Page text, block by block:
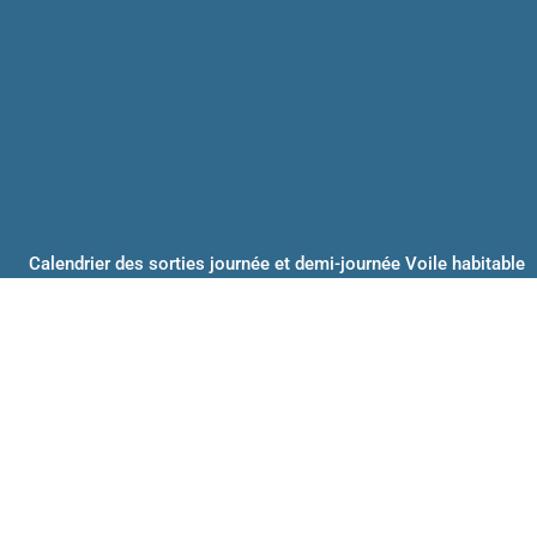
Calendrier des sorties journée et demi-journée Voile habitable